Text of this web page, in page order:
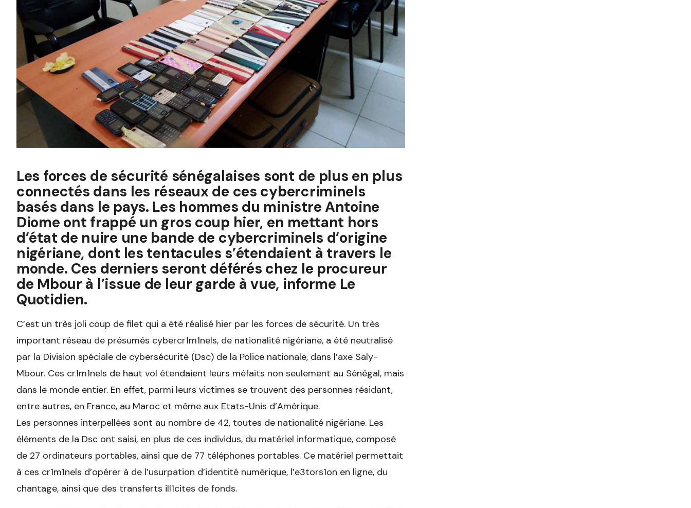
Les forces de sécurité sénégalaises sont de plus en plus
connectés dans les réseaux de ces cybercriminels
basés dans le pays. Les hommes du ministre Antoine
Diome ont frappé un gros coup hier, en mettant hors
d’état de nuire une bande de cybercriminels d’origine
nigériane, dont les tentacules s’étendaient à travers le
monde. Ces derniers seront déférés chez le procureur
de Mbour à l’issue de leur garde à vue, informe Le
Quotidien.
C’est un très joli coup de filet qui a été réalisé hier par les forces de sécurité. Un très
important réseau de présumés cybercr1m1nels, de nationalité nigériane, a été neutralisé
par la Division spéciale de cybersécurité (Dsc) de la Police nationale, dans l’axe Saly-
Mbour. Ces cr1m1nels de haut vol étendaient leurs méfaits non seulement au Sénégal, mais
dans le monde entier. En effet, parmi leurs victimes se trouvent des personnes résidant,
entre autres, en France, au Maroc et même aux Etats-Unis d’Amérique.
Les personnes interpellées sont au nombre de 42, toutes de nationalité nigériane. Les
éléments de la Dsc ont saisi, en plus de ces individus, du matériel informatique, composé
de 27 ordinateurs portables, ainsi que de 77 téléphones portables. Ce matériel permettait
à ces cr1m1nels d’opérer à de l’usurpation d’identité numérique, l’e3tors1on en ligne, du
chantage, ainsi que des transferts ill1cites de fonds.